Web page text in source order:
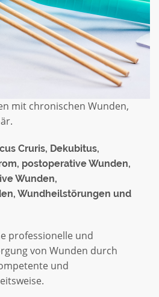
mit chronischen Wunden,
Cruris, Dekubitus,
postoperative Wunden,
Wunden,
Wundheilstörungen und
professionelle und
von Wunden durch
und